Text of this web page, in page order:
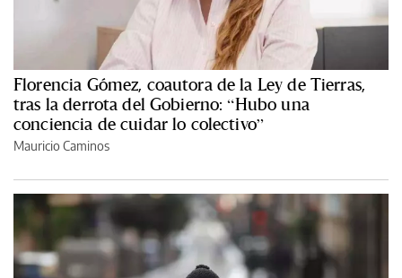
Florencia Gómez, coautora de la Ley de Tierras,
tras la derrota del Gobierno: “Hubo una
conciencia de cuidar lo colectivo”
Mauricio Caminos